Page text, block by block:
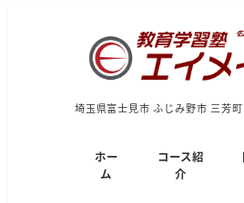
埼玉県富士見市 ふじみ野市 三芳
ホー
ム
コース紹
介